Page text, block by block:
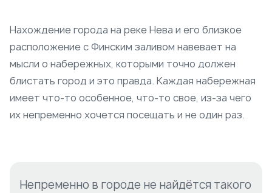
Нахождение города на реке Нева и его близкое
расположение с Финским заливом навевает на
мысли о набережных, которыми точно должен
блистать город и это правда. Каждая набережная
имеет что-то особенное, что-то свое, из-за чего
их непременно хочется посещать и не один раз.
Непременно в городе не найдётся такого